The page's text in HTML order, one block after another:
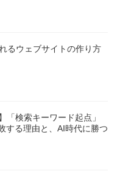
るウェブサイトの作り方
「検索キーワード起点」
する理由と、AI時代に勝つ